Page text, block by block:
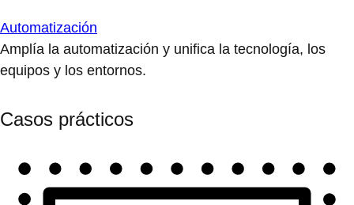
Automatización
Amplía la automatización y unifica la tecnología, los
equipos y los entornos.
Casos prácticos